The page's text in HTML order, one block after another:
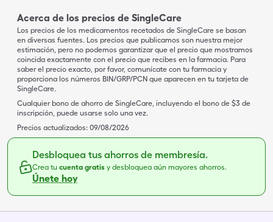
Acerca de los precios de SingleCare
Los precios de los medicamentos recetados de SingleCare se basan
en diversas fuentes. Los precios que publicamos son nuestra mejor
estimación, pero no podemos garantizar que el precio que mostramos
coincida exactamente con el precio que recibes en la farmacia. Para
saber el precio exacto, por favor, comunícate con tu farmacia y
proporciona los números BIN/GRP/PCN que aparecen en tu tarjeta de
SingleCare.
Cualquier bono de ahorro de SingleCare, incluyendo el bono de $3 de
inscripción, puede usarse solo una vez.
Precios actualizados: 09/08/2026
Desbloquea tus ahorros de membresía.
Crea tu cuenta gratis y desbloquea aún mayores ahorros.
Únete hoy